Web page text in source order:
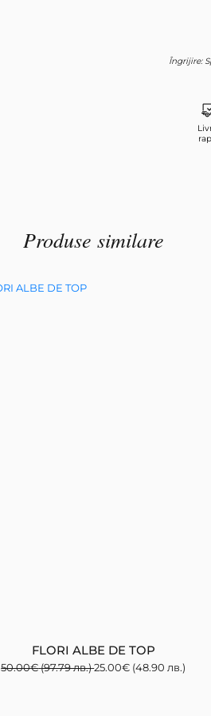
Îngrijire:
Produse similare
FLORI ALBE DE TOP
50.00€(97.79 лв.)25.00€ (48.90 лв.)